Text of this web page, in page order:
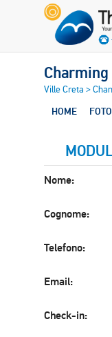
Ville Creta >
HOME FOTO
Nome:
Cognome:
Telefono:
Email:
Check-in: